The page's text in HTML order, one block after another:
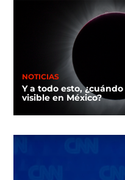
NOTICIAS
Y a todo esto,
visible en México?